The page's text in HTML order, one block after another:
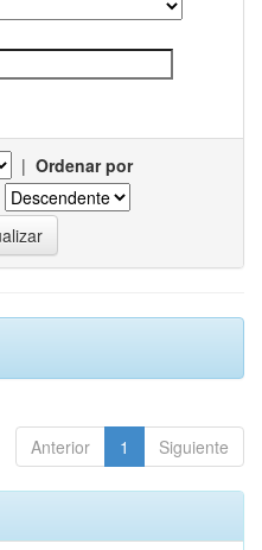
| Ordenar por
Anterior 1 Siguiente